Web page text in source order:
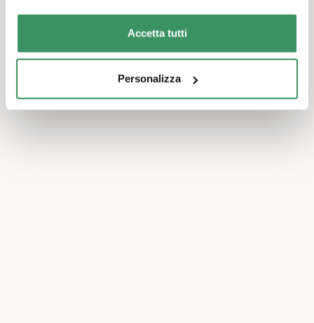
Accetta tutti
Personalizza